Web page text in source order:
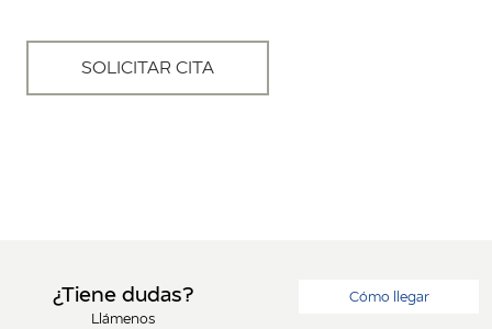
SOLICITAR CITA
¿Tiene dudas?
Llámenos
Cómo llegar